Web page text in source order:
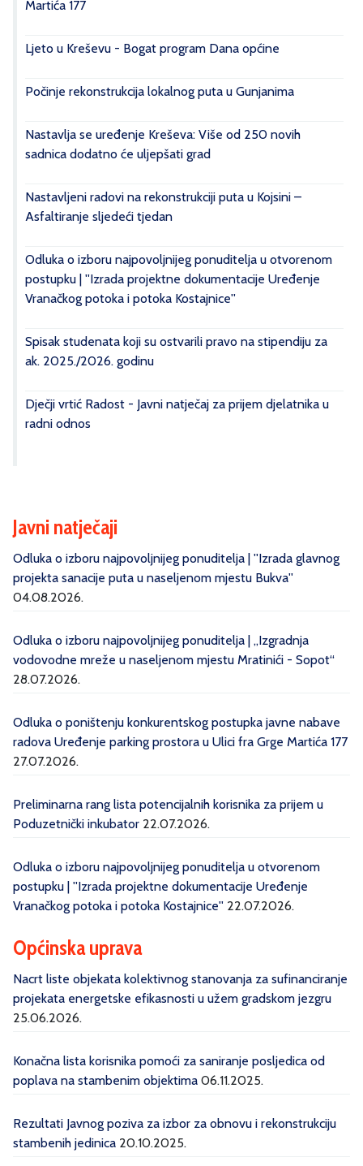
Martića 177
Ljeto u Kreševu - Bogat program Dana općine
Počinje rekonstrukcija lokalnog puta u Gunjanima
Nastavlja se uređenje Kreševa: Više od 250 novih
sadnica dodatno će uljepšati grad
Nastavljeni radovi na rekonstrukciji puta u Kojsini –
Asfaltiranje sljedeći tjedan
Odluka o izboru najpovoljnijeg ponuditelja u otvorenom
postupku | ''Izrada projektne dokumentacije Uređenje
Vranačkog potoka i potoka Kostajnice''
Spisak studenata koji su ostvarili pravo na stipendiju za
ak. 2025./2026. godinu
Dječji vrtić Radost - Javni natječaj za prijem djelatnika u
radni odnos
Javni natječaji
Odluka o izboru najpovoljnijeg ponuditelja | ''Izrada glavnog
projekta sanacije puta u naseljenom mjestu Bukva''
04.08.2026.
Odluka o izboru najpovoljnijeg ponuditelja | „Izgradnja
vodovodne mreže u naseljenom mjestu Mratinići - Sopot“
28.07.2026.
Odluka o poništenju konkurentskog postupka javne nabave
radova Uređenje parking prostora u Ulici fra Grge Martića 177
27.07.2026.
Preliminarna rang lista potencijalnih korisnika za prijem u
Poduzetnički inkubator 22.07.2026.
Odluka o izboru najpovoljnijeg ponuditelja u otvorenom
postupku | ''Izrada projektne dokumentacije Uređenje
Vranačkog potoka i potoka Kostajnice'' 22.07.2026.
Općinska uprava
Nacrt liste objekata kolektivnog stanovanja za sufinanciranje
projekata energetske efikasnosti u užem gradskom jezgru
25.06.2026.
Konačna lista korisnika pomoći za saniranje posljedica od
poplava na stambenim objektima 06.11.2025.
Rezultati Javnog poziva za izbor za obnovu i rekonstrukciju
stambenih jedinica 20.10.2025.